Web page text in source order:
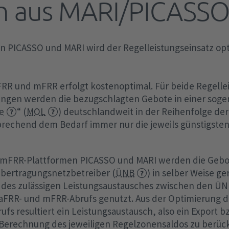
Netzentgelte
EEG-Finanzierung
Transparenzanforderungen
KWKG
KWKG-Umlage
Transparenzanforderungen
/ §
Aktivierte Regelleistung
Difference (ungewollter Austausch)
Bilanzausgleich
Sekündliche Daten
MOL-Abweichungen
Redispatch
Elektrolyseanlagen
Freiwillige Lastreduktion
Nutzen statt Abregeln
Fahrplanmanagement
12 Abs. 2 d EnWG
FCA-Verordnung
RfG-Verordnung
MARI/PICASSO
PICASSO und MARI wird der Regelleistungseinsatz
und mFRR erfolgt kostenoptimal. Für beide
werden die bezugschlagten Gebote in einer
“ (MOL
) deutschlandweit in der Reihenfolge
dem Bedarf immer nur die jeweils
Plattformen PICASSO und MARI werden die
(ÜNB
) in selber Weise
zulässigen Leistungsaustausches zwischen den
und mFRR-Abrufs genutzt. Aus der Optimierung
resultiert ein Leistungsaustausch, also ein Export
des jeweiligen Regelzonensaldos zu